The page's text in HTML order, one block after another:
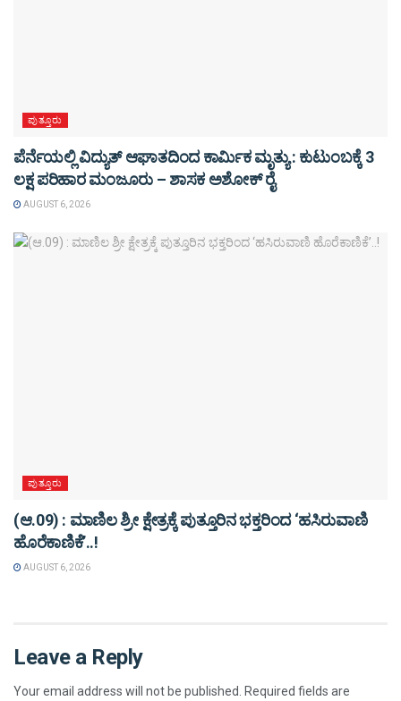
ಪುತ್ತೂರು
ಪೆರ್ನೆಯಲ್ಲಿ ವಿದ್ಯುತ್ ಆಘಾತದಿಂದ ಕಾರ್ಮಿಕ ಮೃತ್ಯು : ಕುಟುಂಬಕ್ಕೆ 3
ಲಕ್ಷ ಪರಿಹಾರ ಮಂಜೂರು – ಶಾಸಕ ಅಶೋಕ್ ರೈ
AUGUST 6, 2026
ಪುತ್ತೂರು
(ಆ.09) : ಮಾಣಿಲ ಶ್ರೀ ಕ್ಷೇತ್ರಕ್ಕೆ ಪುತ್ತೂರಿನ ಭಕ್ತರಿಂದ ‘ಹಸಿರುವಾಣಿ
ಹೊರೆಕಾಣಿಕೆ’..!
AUGUST 6, 2026
Leave a Reply
Your email address will not be published.
Required fields are